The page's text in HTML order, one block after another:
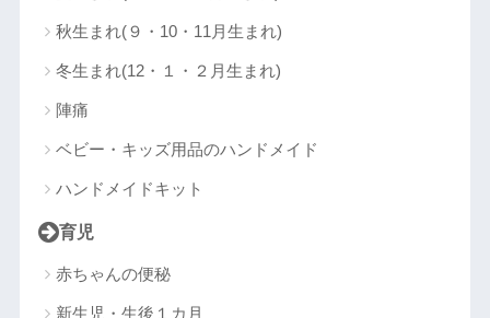
秋生まれ(９・10・11月生まれ)
冬生まれ(12・１・２月生まれ)
陣痛
ベビー・キッズ用品のハンドメイド
ハンドメイドキット
育児
赤ちゃんの便秘
新生児・生後１カ月